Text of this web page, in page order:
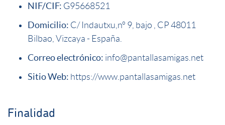
NIF/CIF: G95668521
Domicilio: C/ Indautxu,nº 9, bajo , CP 48011
Bilbao, Vizcaya - España.
Correo electrónico: info@pantallasamigas.net
Sitio Web: https://www.pantallasamigas.net
Finalidad